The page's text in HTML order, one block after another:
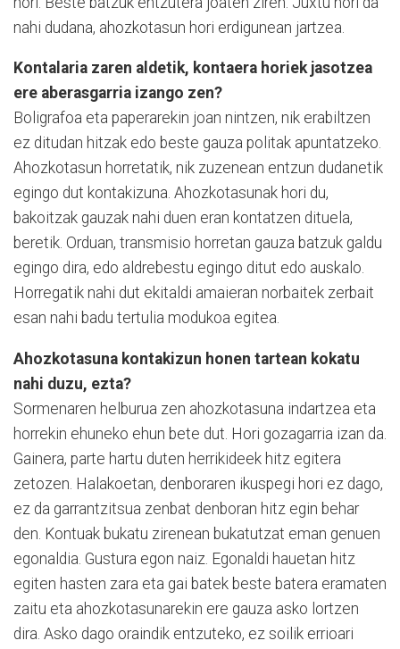
nahi dudana, ahozkotasun hori erdigunean jartzea.
Kontalaria zaren aldetik, kontaera horiek jasotzea
ere aberasgarria izango zen?
Boligrafoa eta paperarekin joan nintzen, nik erabiltzen
ez ditudan hitzak edo beste gauza politak apuntatzeko.
Ahozkotasun horretatik, nik zuzenean entzun dudanetik
egingo dut kontakizuna. Ahozkotasunak hori du,
bakoitzak gauzak nahi duen eran kontatzen dituela,
beretik. Orduan, transmisio horretan gauza batzuk galdu
egingo dira, edo aldrebestu egingo ditut edo auskalo.
Horregatik nahi dut ekitaldi amaieran norbaitek zerbait
esan nahi badu tertulia modukoa egitea.
Ahozkotasuna kontakizun honen tartean kokatu
nahi duzu, ezta?
Sormenaren helburua zen ahozkotasuna indartzea eta
horrekin ehuneko ehun bete dut. Hori gozagarria izan da.
Gainera, parte hartu duten herrikideek hitz egitera
zetozen. Halakoetan, denboraren ikuspegi hori ez dago,
ez da garrantzitsua zenbat denboran hitz egin behar
den. Kontuak bukatu zirenean bukatutzat eman genuen
egonaldia. Gustura egon naiz. Egonaldi hauetan hitz
egiten hasten zara eta gai batek beste batera eramaten
zaitu eta ahozkotasunarekin ere gauza asko lortzen
dira. Asko dago oraindik entzuteko, ez soilik errioari